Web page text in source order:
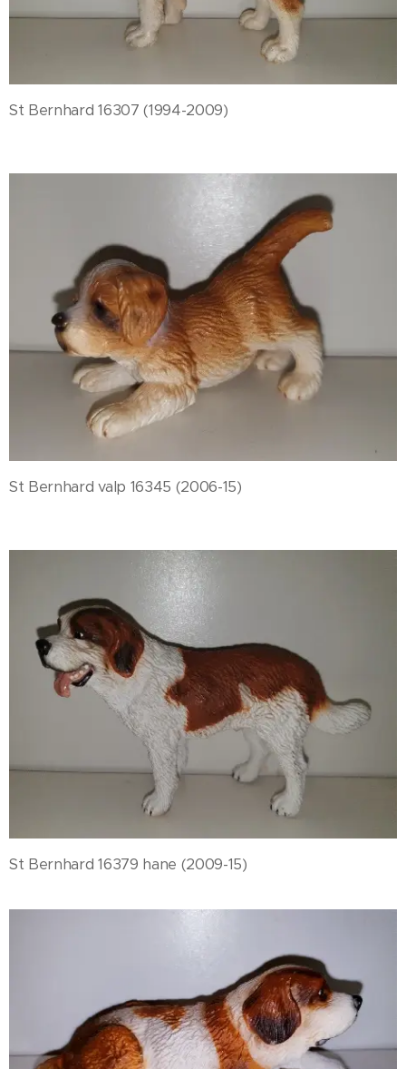
St Bernhard 16307 (1994-2009)
St Bernhard valp 16345 (2006-15)
St Bernhard 16379 hane (2009-15)